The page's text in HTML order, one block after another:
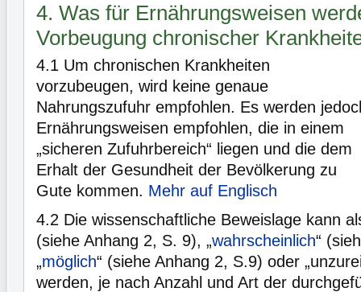
4. Was für Ernährungsweisen
Vorbeugung chronischer
4.1 Um chronischen Krankheiten
vorzubeugen, wird keine genaue
Nahrungszufuhr empfohlen. Es werden
Ernährungsweisen empfohlen, die in einem
„sicheren Zufuhrbereich“ liegen und die dem
Erhalt der Gesundheit der Bevölkerung zu
Gute kommen. Mehr auf Englisch
4.2 Die wissenschaftliche Beweislage kann
(siehe Anhang 2, S. 9), „wahrscheinlich“
„möglich“ (siehe Anhang 2, S.9) oder
werden, je nach Anzahl und Art der